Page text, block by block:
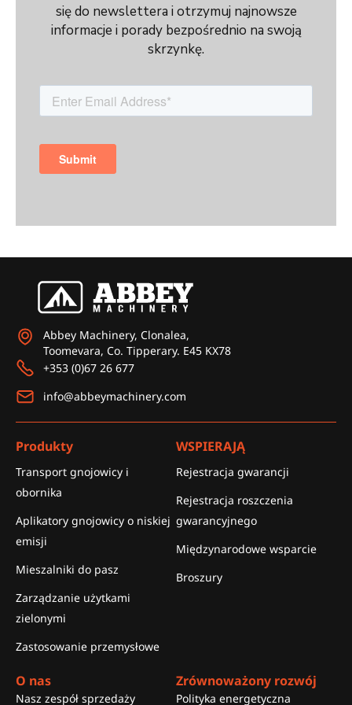
się do newslettera i otrzymuj najnowsze
informacje i porady bezpośrednio na swoją
skrzynkę.
Abbey Machinery, Clonalea,
Toomevara, Co. Tipperary. E45 KX78
+353 (0)67 26 677
info@abbeymachinery.com
Produkty
Transport gnojowicy i
obornika
Aplikatory gnojowicy o niskiej
emisji
Mieszalniki do pasz
Zarządzanie użytkami
zielonymi
Zastosowanie przemysłowe
WSPIERAJĄ
Rejestracja gwarancji
Rejestracja roszczenia
gwarancyjnego
Międzynarodowe wsparcie
Broszury
O nas
Nasz zespół sprzedaży
Zrównoważony rozwój
Polityka energetyczna